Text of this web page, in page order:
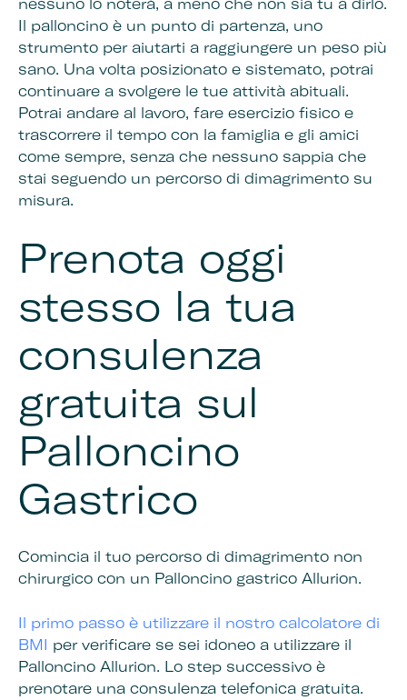
nessuno lo noterà, a meno che non sia tu a dirlo.
Il palloncino è un punto di partenza, uno
strumento per aiutarti a raggiungere un peso più
sano. Una volta posizionato e sistemato, potrai
continuare a svolgere le tue attività abituali.
Potrai andare al lavoro, fare esercizio fisico e
trascorrere il tempo con la famiglia e gli amici
come sempre, senza che nessuno sappia che
stai seguendo un percorso di dimagrimento su
misura.
Prenota oggi
stesso la tua
consulenza
gratuita sul
Palloncino
Gastrico
Comincia il tuo percorso di dimagrimento non
chirurgico con un Palloncino gastrico Allurion.
Il primo passo è utilizzare il nostro calcolatore di
BMI per verificare se sei idoneo a utilizzare il
Palloncino Allurion. Lo step successivo è
prenotare una consulenza telefonica gratuita.